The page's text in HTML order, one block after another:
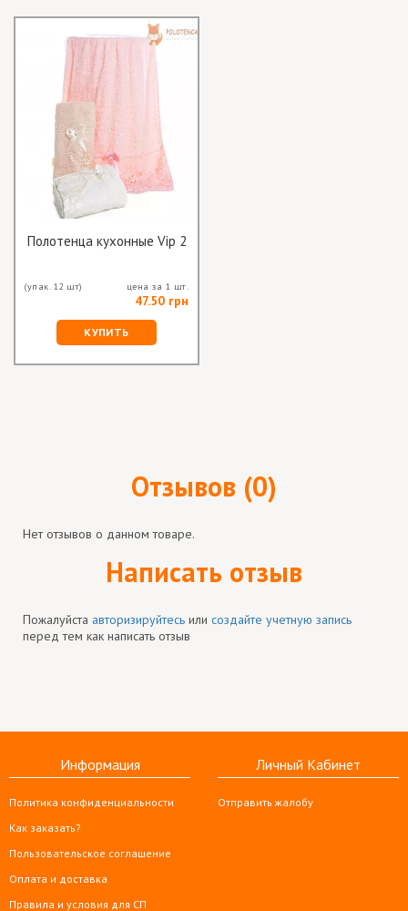
Полотенца кухонные Vip 2
(упак. 12 шт) цена за 1 шт.
47.50 грн
КУПИТЬ
Отзывов (0)
Нет отзывов о данном товаре.
Написать отзыв
Пожалуйста авторизируйтесь или создайте учетную запись
перед тем как написать отзыв
Информация
Политика конфиденциальности
Как заказать?
Пользовательское соглашение
Оплата и доставка
Правила и условия для СП
Личный Кабинет
Отправить жалобу